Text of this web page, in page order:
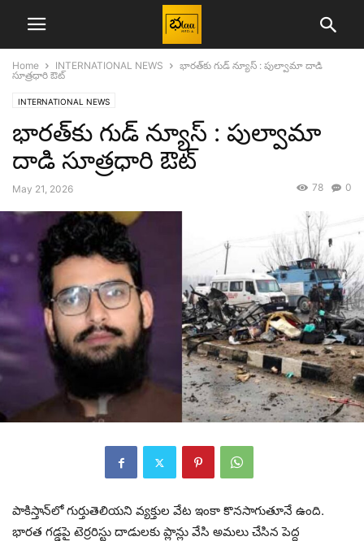
Home INTERNATIONAL NEWS
భారత్‌కు గుడ్ న్యూస్ : పుల్వామా దాడి
సూత్రధారి ఔట్
INTERNATIONAL NEWS
భారత్‌కు గుడ్ న్యూస్ : పుల్వామా
దాడి సూత్రధారి ఔట్
May 21, 2026 0
78
పాకిస్తాన్‌లో గుర్తుతెలియని వ్యక్తుల వేట ఇంకా కొనసాగుతూనే ఉంది.
భారత గడ్డపై టెర్రరిస్టు దాడులకు ప్లాన్లు వేసి అమలు చేసిన పెద్ద